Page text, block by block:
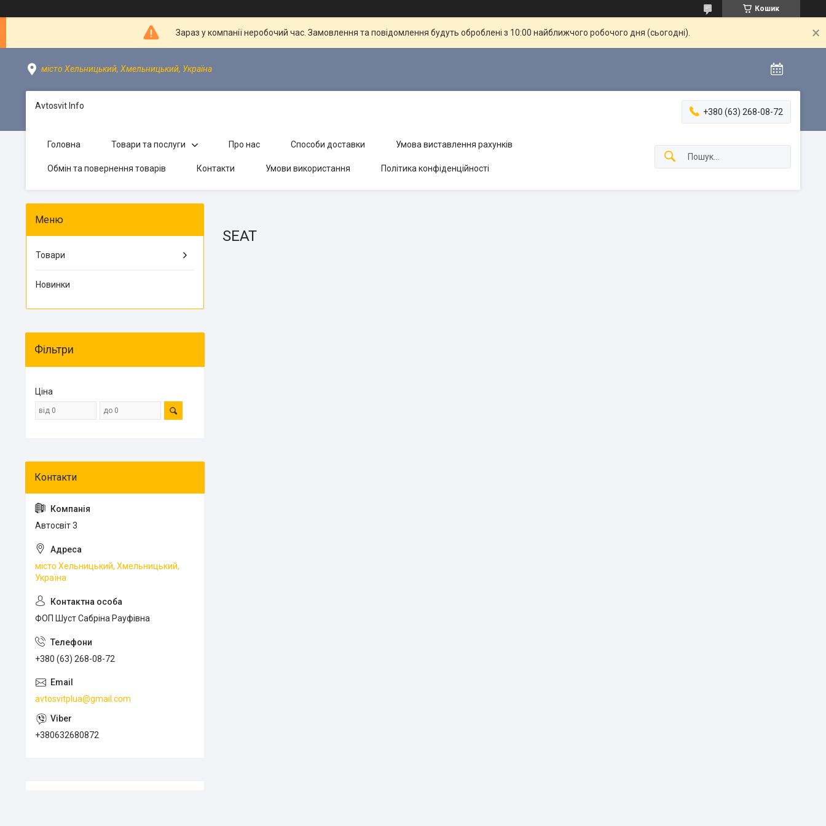
Кошик
Зараз у компанії неробочий час. Замовлення та повідомлення будуть оброблені з 10:00 найближчого робочого дня (сьогодні).
місто Хельницький, Хмельницький, Україна
Avtosvit Info
+380 (63) 268-08-72
Головна Товари та послуги Про нас Способи доставки Умова виставлення рахунків
Обмін та повернення товарів Контакти Умови використання Політика конфіденційності
SEAT
Товари
Новинки
Фільтри
Ціна
Автосвіт 3
місто Хельницький, Хмельницький,
Україна
ФОП Шуст Сабріна Рауфівна
+380 (63) 268-08-72
avtosvitplua@gmail.com
+380632680872